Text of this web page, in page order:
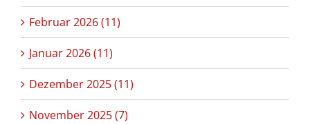
Februar 2026 (11)
Januar 2026 (11)
Dezember 2025 (11)
November 2025 (7)